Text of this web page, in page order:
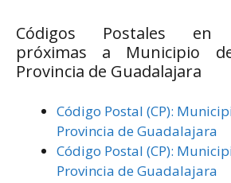
Códigos Postales en
próximas a Municipio
Provincia de Guadalajara
Código Postal (CP):
Provincia de Guadalajara
Código Postal (CP):
Provincia de Guadalajara